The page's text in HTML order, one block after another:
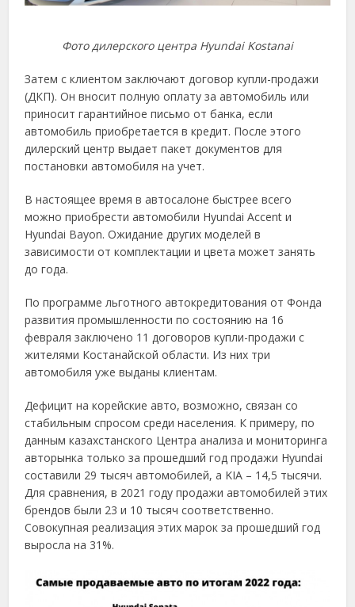
Фото дилерского центра Hyundai Kostanai
Затем с клиентом заключают договор купли-продажи
(ДКП). Он вносит полную оплату за автомобиль или
приносит гарантийное письмо от банка, если
автомобиль приобретается в кредит. После этого
дилерский центр выдает пакет документов для
постановки автомобиля на учет.
В настоящее время в автосалоне быстрее всего
можно приобрести автомобили Hyundai Accent и
Hyundai Bayon. Ожидание других моделей в
зависимости от комплектации и цвета может занять
до года.
По программе льготного автокредитования от Фонда
развития промышленности по состоянию на 16
февраля заключено 11 договоров купли-продажи с
жителями Костанайской области. Из них три
автомобиля уже выданы клиентам.
Дефицит на корейские авто, возможно, связан со
стабильным спросом среди населения. К примеру, по
данным казахстанского Центра анализа и мониторинга
авторынка только за прошедший год продажи Hyundai
составили 29 тысяч автомобилей, а KIA – 14,5 тысячи.
Для сравнения, в 2021 году продажи автомобилей этих
брендов были 23 и 10 тысяч соответственно.
Совокупная реализация этих марок за прошедший год
выросла на 31%.